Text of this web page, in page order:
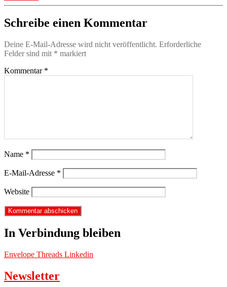
Schreibe einen Kommentar
Deine E-Mail-Adresse wird nicht veröffentlicht. Erforderliche
Felder sind mit * markiert
Kommentar *
Name *
E-Mail-Adresse *
Website
In Verbindung bleiben
Envelope Threads Linkedin
Newsletter